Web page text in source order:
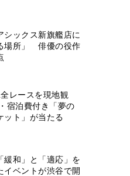
シックス新旗艦店に
場所」 俳優の役作
レースを現地観
宿泊費付き「夢の
ット」が当たる
緩和」と「適応」を
イベントが渋谷で開